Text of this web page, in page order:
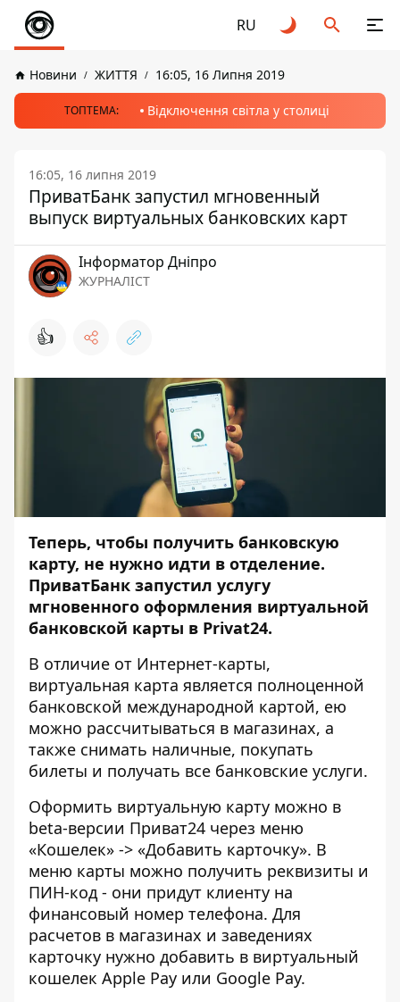
RU
Новини ЖИТТЯ 16:05, 16 Липня 2019
ТОПТЕМА: Відключення світла у столиці
16:05, 16 липня 2019
ПриватБанк запустил мгновенный
выпуск виртуальных банковских карт
Інформатор Дніпро
ЖУРНАЛІСТ
👍
Теперь, чтобы получить банковскую
карту, не нужно идти в отделение.
ПриватБанк запустил услугу
мгновенного оформления виртуальной
банковской карты в Privat24.
В отличие от Интернет-карты,
виртуальная карта является полноценной
банковской международной картой, ею
можно рассчитываться в магазинах, а
также снимать наличные, покупать
билеты и получать все банковские услуги.
Оформить виртуальную карту можно в
beta-версии Приват24 через меню
«Кошелек» -> «Добавить карточку». В
меню карты можно получить реквизиты и
ПИН-код - они придут клиенту на
финансовый номер телефона. Для
расчетов в магазинах и заведениях
карточку нужно добавить в виртуальный
кошелек Apple Pay или Google Pay.